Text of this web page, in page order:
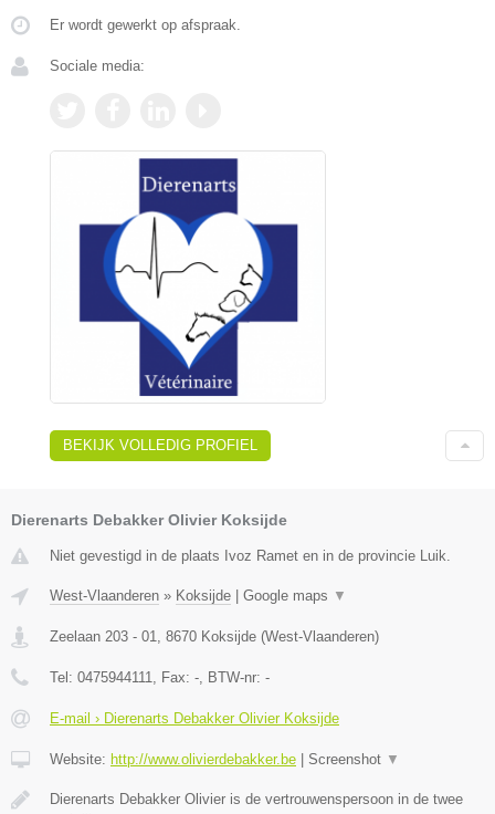
Er wordt gewerkt op afspraak.
Sociale media:
BEKIJK VOLLEDIG PROFIEL
Dierenarts Debakker Olivier Koksijde
Niet gevestigd in de plaats Ivoz Ramet en in de provincie Luik.
West-Vlaanderen » Koksijde Google maps ▼
Zeelaan 203 - 01 8670 Koksijde (West-Vlaanderen)
Tel: 0475944111 , Fax: - , BTW-nr: -
E-mail › Dierenarts Debakker Olivier Koksijde
Website: http://www.olivierdebakker.be Screenshot ▼
Dierenarts Debakker Olivier is de vertrouwenspersoon in de twee